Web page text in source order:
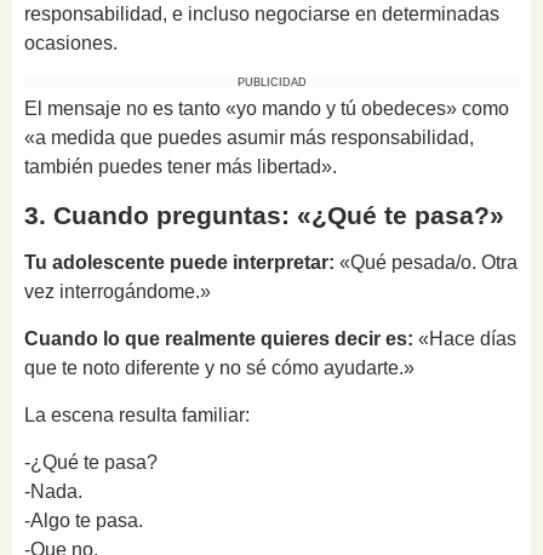
responsabilidad, e incluso negociarse en determinadas
ocasiones.
PUBLICIDAD
El mensaje no es tanto «yo mando y tú obedeces» como
«a medida que puedes asumir más responsabilidad,
también puedes tener más libertad».
3. Cuando preguntas: «¿Qué te pasa?»
Tu adolescente puede interpretar: «Qué pesada/o. Otra
vez interrogándome.»
Cuando lo que realmente quieres decir es: «Hace días
que te noto diferente y no sé cómo ayudarte.»
La escena resulta familiar:
-¿Qué te pasa?
-Nada.
-Algo te pasa.
-Que no.